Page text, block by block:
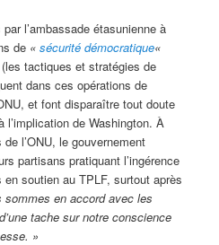
l’ambassade étasunienne à
de «sécurité démocratique«
tactiques et stratégies de
dans ces opérations de
et font disparaître tout doute
de Washington. À
l’ONU, le gouvernement
partisans pratiquant l’ingérence
soutien au TPLF, surtout après
sommes en accord avec les
tache sur notre conscience
»